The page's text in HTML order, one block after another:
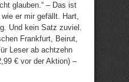
glauben.“ – Das ist
er mir gefällt. Hart,
Und kein Satz zuviel.
Frankfurt, Beirut,
Leser ab achtzehn
€ vor der Aktion) –